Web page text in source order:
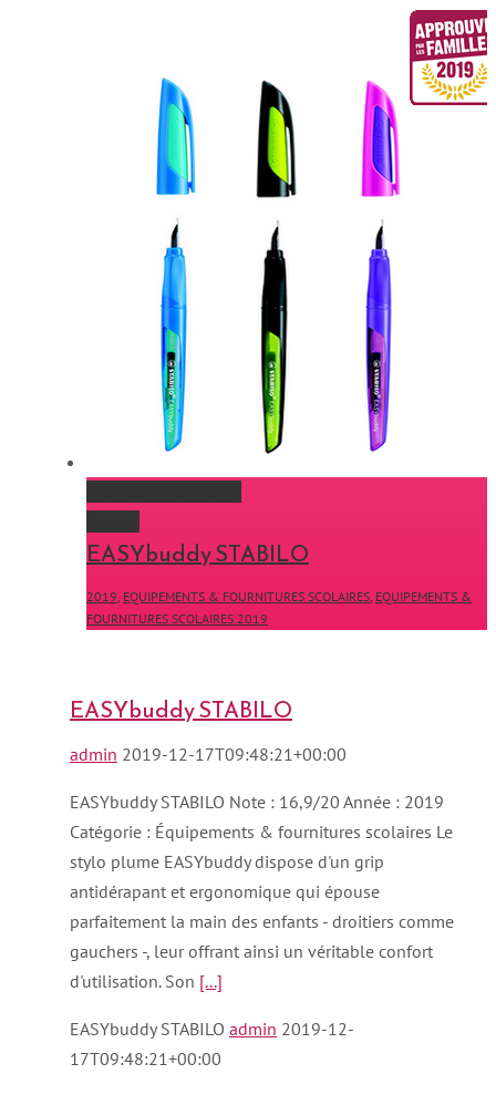
EASYbuddy STABILO
2019 EQUIPEMENTS & FOURNITURES SCOLAIRES EQUIPEMENTS &
FOURNITURES SCOLAIRES 2019
EASYbuddy STABILO
admin 2019-12-17T09:48:21+00:00
EASYbuddy STABILO Note : 16,9/20 Année : 2019
Catégorie : Équipements & fournitures scolaires Le
stylo plume EASYbuddy dispose d'un grip
antidérapant et ergonomique qui épouse
parfaitement la main des enfants - droitiers comme
gauchers -, leur offrant ainsi un véritable confort
d'utilisation. Son [...]
EASYbuddy STABILO admin 2019-12-
17T09:48:21+00:00